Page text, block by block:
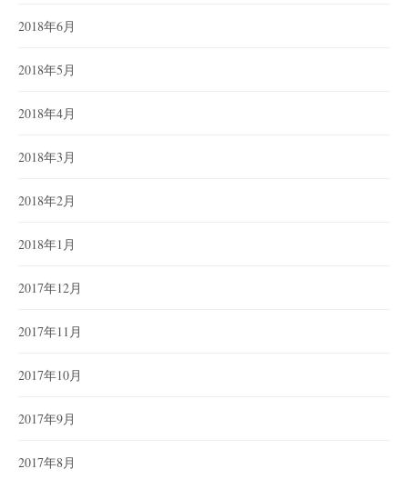
2018年6月
2018年5月
2018年4月
2018年3月
2018年2月
2018年1月
2017年12月
2017年11月
2017年10月
2017年9月
2017年8月